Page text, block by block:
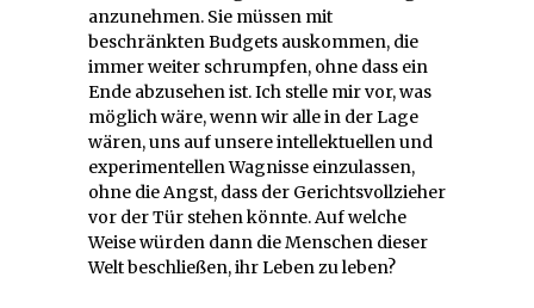
anzunehmen. Sie müssen mit
beschränkten Budgets auskommen, die
immer weiter schrumpfen, ohne dass ein
Ende abzusehen ist. Ich stelle mir vor, was
möglich wäre, wenn wir alle in der Lage
wären, uns auf unsere intellektuellen und
experimentellen Wagnisse einzulassen,
ohne die Angst, dass der Gerichtsvollzieher
vor der Tür stehen könnte. Auf welche
Weise würden dann die Menschen dieser
Welt beschließen, ihr Leben zu leben?